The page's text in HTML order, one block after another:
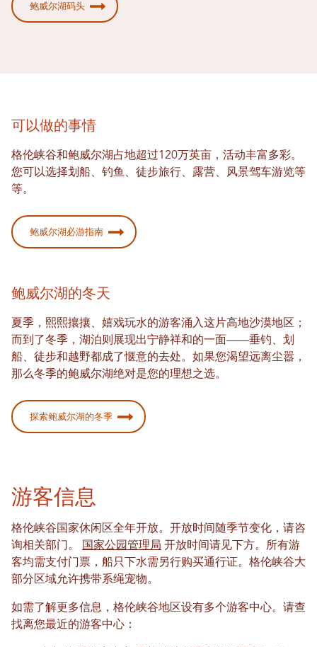
鲍威尔湖码头
可以做的事情
格伦峡谷和鲍威尔湖占地超过120万英亩，活动丰富多彩。
您可以选择划船、钓鱼、徒步旅行、露营、风景驾车游览等
等。
鲍威尔湖必游指南
鲍威尔湖的冬天
夏季，熙熙攘攘、嬉戏玩水的游客涌入这片高地沙漠地区；
而到了冬季，湖泊则展现出宁静祥和的一面——垂钓、划
船、徒步和越野都成了惬意的去处。如果您渴望远离尘嚣，
那么冬季的鲍威尔湖绝对是您的理想之选。
探索鲍威尔湖的冬季
游客信息
格伦峡谷国家休闲区全年开放。开放时间随季节变化，请咨
询相关部门。
国家公园管理局 开放时间请见下方。所有游
客均需支付门票，船只下水需另行购买通行证。格伦峡谷大
部分区域允许携带系绳宠物。
如需了解更多信息，格伦峡谷地区设有多个游客中心。请查
找离您最近的游客中心：